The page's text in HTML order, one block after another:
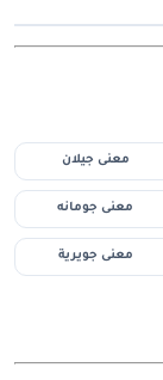
معنى جيلان
معنى جومانه
معنى جويرية